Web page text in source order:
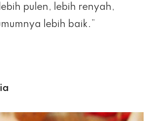
pulen, lebih renyah,
lebih baik.”